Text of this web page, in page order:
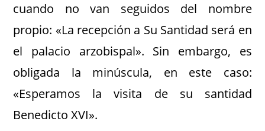
cuando no van seguidos del nombre
propio: «La recepción a Su Santidad será en
el palacio arzobispal». Sin embargo, es
obligada la minúscula, en este caso:
«Esperamos la visita de su santidad
Benedicto XVI».